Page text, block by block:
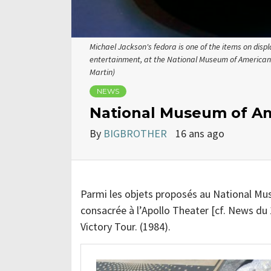
Michael Jackson's fedora is one of the items on
entertainment, at the National Museum of
Martin)
NEWS
National Museum of
By BIGBROTHER 16 ans ago
Parmi les objets proposés au National
consacrée à l’Apollo Theater [cf. News
Victory Tour. (1984).